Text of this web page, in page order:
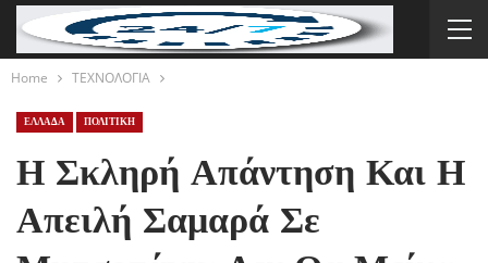
Home ΤΕΧΝΟΛΟΓΙΑ
ΕΛΛΑΔΑ ΠΟΛΙΤΙΚΗ
Η Σκληρή Απάντηση Και Η
Απειλή Σαμαρά Σε